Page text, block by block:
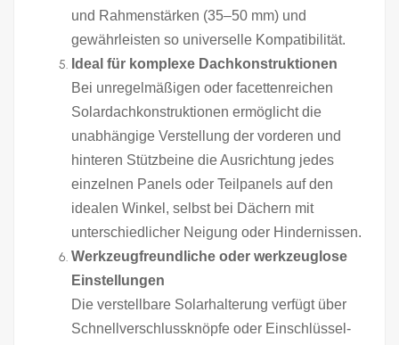
und Rahmenstärken (35–50 mm) und
gewährleisten so universelle Kompatibilität.
Ideal für komplexe Dachkonstruktionen
Bei unregelmäßigen oder facettenreichen
Solardachkonstruktionen ermöglicht die
unabhängige Verstellung der vorderen und
hinteren Stützbeine die Ausrichtung jedes
einzelnen Panels oder Teilpanels auf den
idealen Winkel, selbst bei Dächern mit
unterschiedlicher Neigung oder Hindernissen.
Werkzeugfreundliche oder werkzeuglose
Einstellungen
Die verstellbare Solarhalterung verfügt über
Schnellverschlussknöpfe oder Einschlüssel-